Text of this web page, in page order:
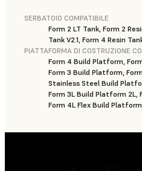
SERBATOIO COMPATIBILE
Form 2 LT Tank, Form 2
Tank V2.1, Form 4 Resin
PIATTAFORMA DI COSTRUZIONE
Form 4 Build Platform,
Form 3 Build Platform,
Stainless Steel Build
Form 3L Build Platform 2L,
Form 4L Flex Build Platform